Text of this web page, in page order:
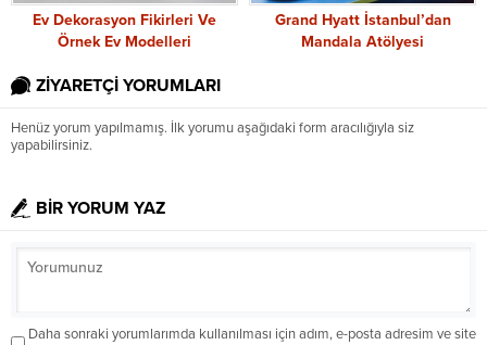
Ev Dekorasyon Fikirleri Ve
Örnek Ev Modelleri
Grand Hyatt İstanbul’dan
Mandala Atölyesi
ZİYARETÇİ YORUMLARI
Henüz yorum yapılmamış. İlk yorumu aşağıdaki form aracılığıyla siz
yapabilirsiniz.
BİR YORUM YAZ
Daha sonraki yorumlarımda kullanılması için adım, e-posta adresim ve site